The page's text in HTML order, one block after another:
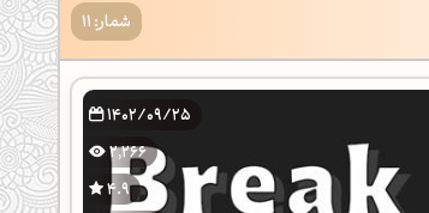
شمار: 11
1402/09/25
2,266
4.9